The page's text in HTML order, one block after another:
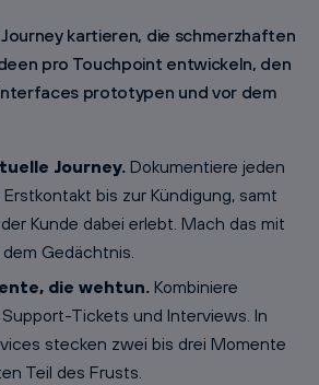
kartieren, die schmerzhaften
pro Touchpoint entwickeln, den
prototypen und vor dem
Journey.Dokumentiere jeden
bis zur Kündigung, samt
Kunde dabei erlebt. Mach das mit
Gedächtnis.
die wehtun.Kombiniere
Tickets und Interviews. In
stecken zwei bis drei Momente
Teil des Frusts.